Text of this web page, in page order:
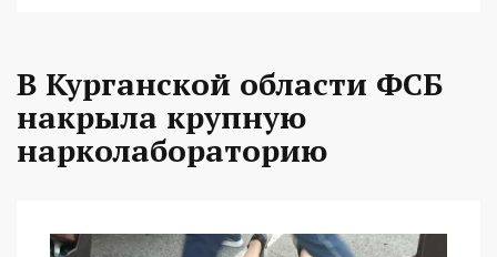
В Курганской области ФСБ
накрыла крупную
нарколабораторию